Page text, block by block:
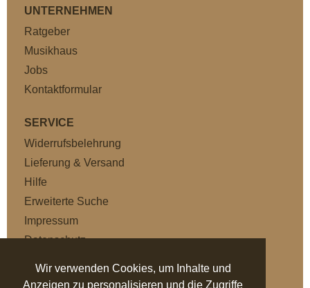
Wir verwenden Cookies, um Inhalte und
Anzeigen zu personalisieren und die Zugriffe
UNTERNEHMEN
Ratgeber
Musikhaus
Jobs
Kontaktformular
SERVICE
Widerrufsbelehrung
Lieferung & Versand
Hilfe
Erweiterte Suche
Impressum
Datenschutz